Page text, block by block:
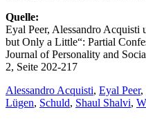
Quelle:
Eyal Peer, Alessandro Acquisti
but Only a Little“: Partial
Journal of Personality and
2, Seite 202-217
Alessandro Acquisti, Eyal Peer,
Lügen, Schuld, Shaul Shalvi,